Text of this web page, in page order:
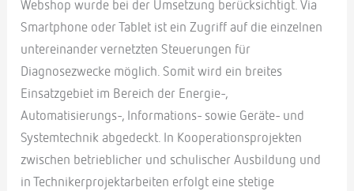
Webshop wurde bei der Umsetzung berücksichtigt. Via
Smartphone oder Tablet ist ein Zugriff auf die einzelnen
untereinander vernetzten Steuerungen für
Diagnosezwecke möglich. Somit wird ein breites
Einsatzgebiet im Bereich der Energie-,
Automatisierungs-, Informations- sowie Geräte- und
Systemtechnik abgedeckt. In Kooperationsprojekten
zwischen betrieblicher und schulischer Ausbildung und
in Technikerprojektarbeiten erfolgt eine stetige